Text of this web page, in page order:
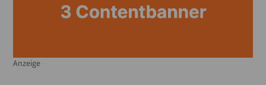
Anzeige